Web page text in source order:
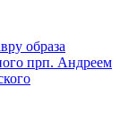
образа
прп. Андреем